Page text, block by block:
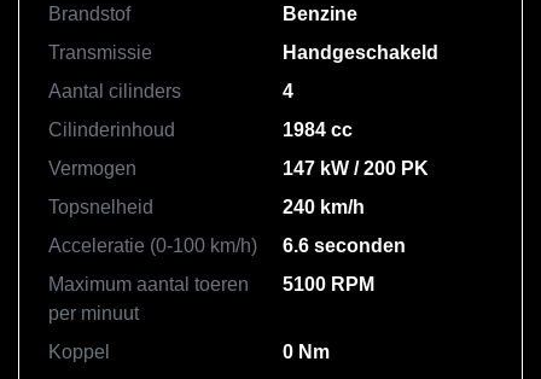
Brandstof
Benzine
Transmissie
Handgeschakeld
Aantal cilinders
4
Cilinderinhoud
1984 cc
Vermogen
147 kW / 200 PK
Topsnelheid
240 km/h
Acceleratie (0-100 km/h)
6.6 seconden
Maximum aantal toeren
per minuut
5100 RPM
Koppel
0 Nm